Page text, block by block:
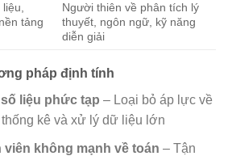
liệu,
tảng
Người thiên về phân tích lý
thuyết, ngôn ngữ, kỹ năng
diễn giải
pháp định tính
liệu phức tạp – Loại bỏ áp lực về
kê và xử lý dữ liệu lớn
không mạnh về toán – Tận